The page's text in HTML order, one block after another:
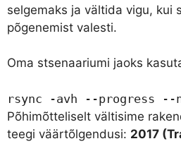
selgemaks ja vältida vigu, kui
põgenemist valesti.
Oma stsenaariumi jaoks
rsync -avh --progress --
Põhimõtteliselt vältisime
teegi väärtõlgendusi: 2017